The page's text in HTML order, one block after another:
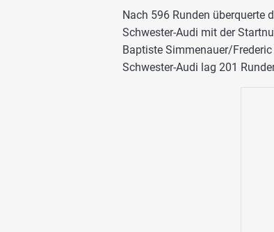
Nach 596 Runden überquerte
Schwester-Audi mit der
Baptiste Simmenauer/
Schwester-Audi lag 201